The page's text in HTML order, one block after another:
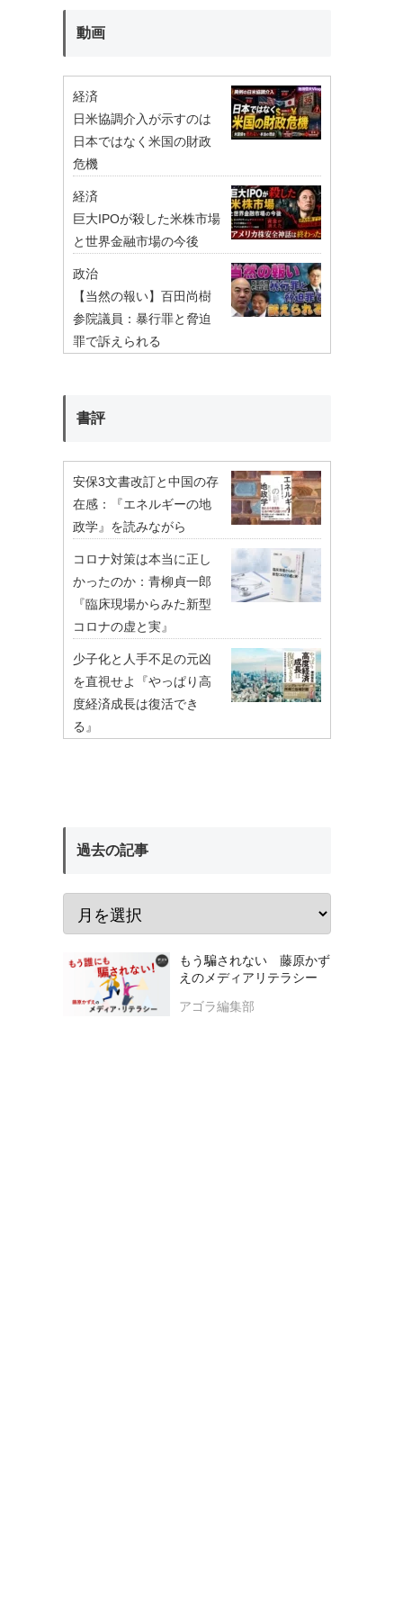
動画
経済
日米協調介入が示すのは
日本ではなく米国の財政
危機
経済
巨大IPOが殺した米株市場
と世界金融市場の今後
政治
【当然の報い】百田尚樹
参院議員：暴行罪と脅迫
罪で訴えられる
書評
安保3文書改訂と中国の存
在感：『エネルギーの地
政学』を読みながら
コロナ対策は本当に正し
かったのか：青柳貞一郎
『臨床現場からみた新型
コロナの虚と実』
少子化と人手不足の元凶
を直視せよ『やっぱり高
度経済成長は復活でき
る』
過去の記事
もう騙されない 藤原かず
えのメディアリテラシー
アゴラ編集部